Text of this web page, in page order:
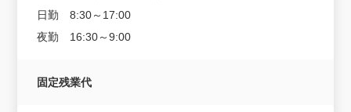
日勤 8:30～17:00
夜勤 16:30～9:00
固定残業代